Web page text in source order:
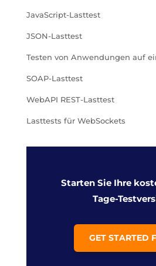
JavaScript-Lasttest
JSON-Lasttest
Testen von Anwendungen auf
SOAP-Lasttest
WebAPI REST-Lasttest
Lasttests für WebSockets
Starten Sie Ihre
Tage-
GET STARTED